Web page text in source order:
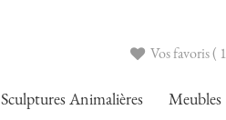
Vos favoris (
Sculptures Animalières Meubles